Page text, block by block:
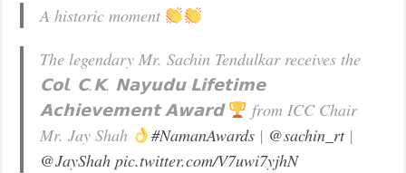
A historic moment
The legendary Mr. Sachin Tendulkar receives the
𝗖𝗼𝗹. 𝗖.𝗞. 𝗡𝗮𝘆𝘂𝗱𝘂 𝗟𝗶𝗳𝗲𝘁𝗶𝗺𝗲
𝗔𝗰𝗵𝗶𝗲𝘃𝗲𝗺𝗲𝗻𝘁 𝗔𝘄𝗮𝗿𝗱
from ICC Chair
Mr. Jay Shah
#NamanAwards| @sachin_rt|
@JayShah pic.twitter.com/V7uwi7yjhN